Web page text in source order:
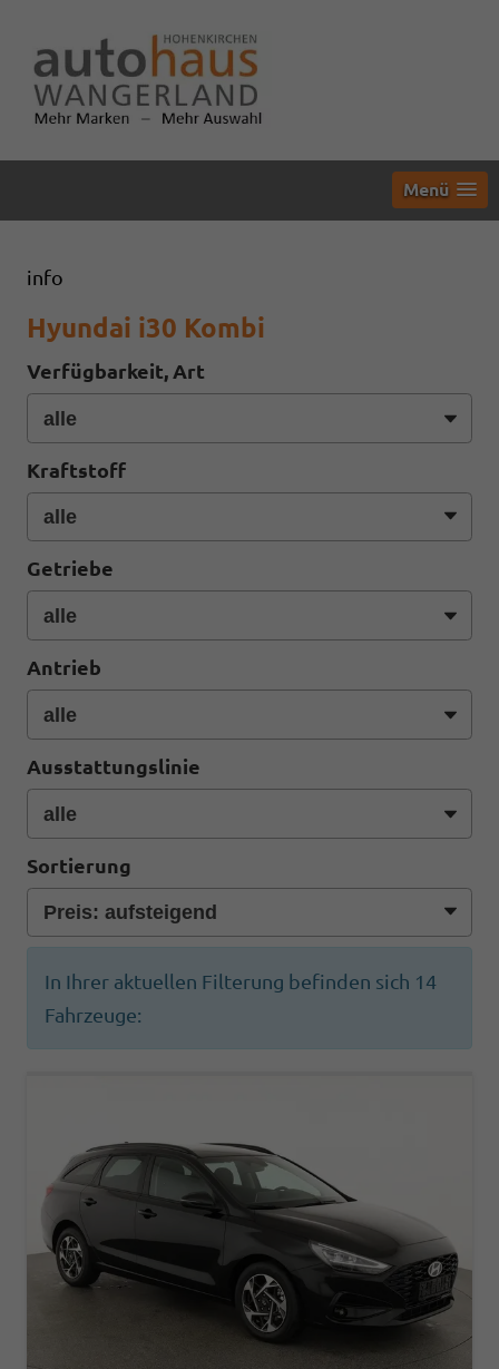
Menü
info
Hyundai i30 Kombi
Verfügbarkeit, Art
Kraftstoff
Getriebe
Antrieb
Ausstattungslinie
Sortierung
In Ihrer aktuellen Filterung befinden sich 14
Fahrzeuge: